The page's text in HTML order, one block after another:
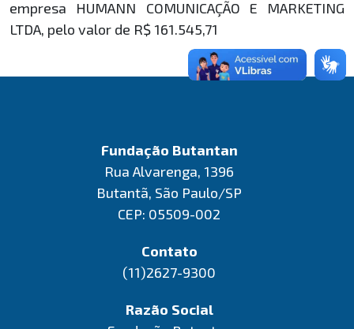
empresa HUMANN COMUNICAÇÃO E MARKETING
LTDA, pelo valor de R$ 161.545,71
Fundação Butantan
Rua Alvarenga, 1396
Butantã, São Paulo/SP
CEP: 05509-002
Contato
(11)2627-9300
Razão Social